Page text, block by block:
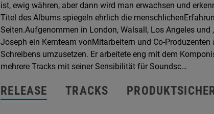
ist, ewig währen, aber dann wird man erwachsen und
Titel des Albums spiegeln ehrlich die
Seiten.Aufgenommen in London, Walsall, Los Angeles
Joseph ein Kernteam vonMitarbeitern und Co-
Schreibens umzusetzen. Er arbeitete eng mit dem
mehrere Tracks mit seiner Sensibilität für Soundsc…
RELEASE TRACKS